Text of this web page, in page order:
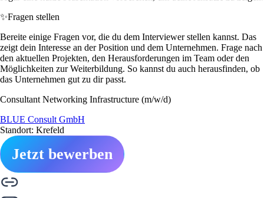
✨Fragen stellen
Bereite einige Fragen vor, die du dem Interviewer stellen kannst. Das
zeigt dein Interesse an der Position und dem Unternehmen. Frage nach
den aktuellen Projekten, den Herausforderungen im Team oder den
Möglichkeiten zur Weiterbildung. So kannst du auch herausfinden, ob
das Unternehmen gut zu dir passt.
Consultant Networking Infrastructure (m/w/d)
BLUE Consult GmbH
Standort: Krefeld
Jetzt bewerben